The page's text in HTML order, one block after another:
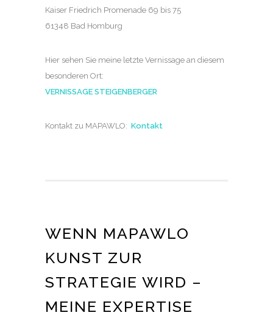
Kaiser Friedrich Promenade 69 bis 75
61348 Bad Homburg
Hier sehen Sie meine letzte Vernissage an diesem
besonderen Ort:
VERNISSAGE STEIGENBERGER
Kontakt zu MAPAWLO: Kontakt
WENN MAPAWLO
KUNST ZUR
STRATEGIE WIRD –
MEINE EXPERTISE